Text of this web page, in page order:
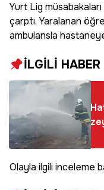
Yurt Lig
çarptı. Yaralanan
ambulansla hastaneye
İLGİLİ HABER
Olayla ilgili inceleme